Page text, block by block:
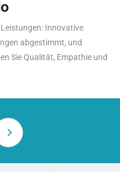
Innovative
abgestimmt, und
Sie Qualität, Empathie und